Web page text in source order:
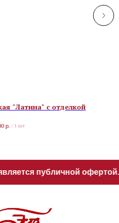
"Латина" с отделкой
р. / 1 шт
публичной